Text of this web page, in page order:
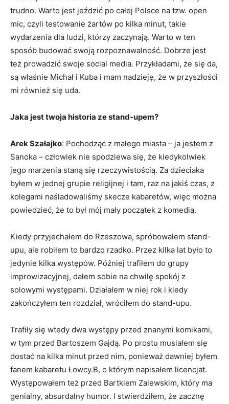
trudno. Warto jest jeździć po całej Polsce na tzw. open
mic, czyli testowanie żartów po kilka minut, takie
wydarzenia dla ludzi, którzy zaczynają. Warto w ten
sposób budować swoją rozpoznawalność. Dobrze jest
też prowadzić swoje social media. Przykładami, że się da,
są właśnie Michał i Kuba i mam nadzieję, że w przyszłości
mi również się uda.
Jaka jest twoja historia ze stand-upem?
Arek Szałajko: Pochodząc z małego miasta – ja jestem z
Sanoka – człowiek nie spodziewa się, że kiedykolwiek
jego marzenia staną się rzeczywistością. Za dzieciaka
byłem w jednej grupie religijnej i tam, raz na jakiś czas, z
kolegami naśladowaliśmy skecze kabaretów, więc można
powiedzieć, że to był mój mały początek z komedią.
Kiedy przyjechałem do Rzeszowa, spróbowałem stand-
upu, ale robiłem to bardzo rzadko. Przez kilka lat było to
jedynie kilka występów. Później trafiłem do grupy
improwizacyjnej, dałem sobie na chwilę spokój z
solowymi występami. Działałem w niej rok i kiedy
zakończyłem ten rozdział, wróciłem do stand-upu.
Trafiły się wtedy dwa występy przed znanymi komikami,
w tym przed Bartoszem Gajdą. Po prostu musiałem się
dostać na kilka minut przed nim, ponieważ dawniej byłem
fanem kabaretu Łowcy.B, o którym napisałem licencjat.
Występowałem też przed Bartkiem Zalewskim, który ma
genialny, absurdalny humor. I stwierdziłem, że zacznę